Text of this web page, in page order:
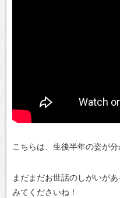
こちらは、生後半年の姿が分
まだまだお世話のしがいがあ
みてくださいね！